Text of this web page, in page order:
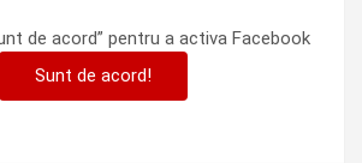
de acord” pentru a activa Facebook
Sunt de acord!